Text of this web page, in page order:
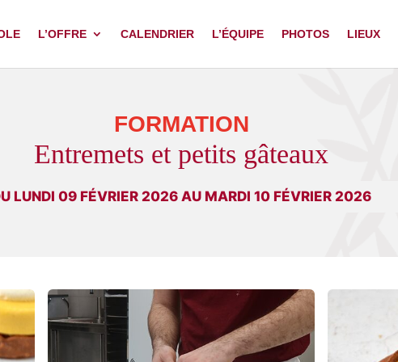
L’OFFRE CALENDRIER L’ÉQUIPE PHOTOS LIEUX
FORMATION
Entremets et petits gâteaux
LUNDI 09 FÉVRIER 2026 AU MARDI 10 FÉVRIER 2026